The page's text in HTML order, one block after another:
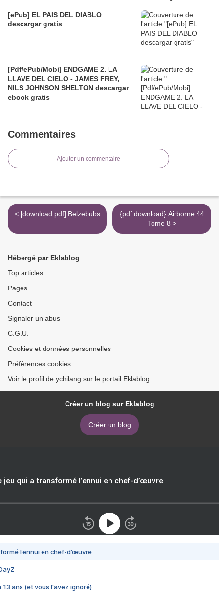
[ePub] EL PAIS DEL DIABLO
descargar gratis
[Pdf/ePub/Mobi] ENDGAME 2. LA
LLAVE DEL CIELO - JAMES FREY,
NILS JOHNSON SHELTON descargar
ebook gratis
Commentaires
Ajouter un commentaire
< [download pdf] Belzebubs
{pdf download} Airborne 44
Tome 8 >
Hébergé par Eklablog
Top articles
Pages
Contact
Signaler un abus
C.G.U.
Cookies et données personnelles
Préférences cookies
Voir le profil de ychilang sur le portail Eklablog
Créer un blog sur Eklablog
Créer un blog
jeu qui a transformé l’ennui en chef-d’œuvre
l’ennui en chef-d’œuvre
13 ans (et vous l'avez ignoré)